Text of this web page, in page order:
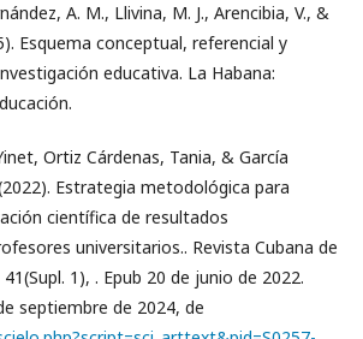
A. M., Llivina, M. J., Arencibia, V., &
Esquema conceptual, referencial y
educativa. La Habana:
Ortiz Cárdenas, Tania, & García
Estrategia metodológica para
científica de resultados
universitarios.. Revista Cubana de
1), . Epub 20 de junio de 2022.
septiembre de 2024, de